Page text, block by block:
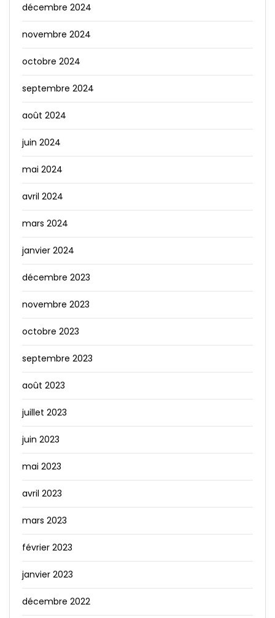
décembre 2024
novembre 2024
octobre 2024
septembre 2024
août 2024
juin 2024
mai 2024
avril 2024
mars 2024
janvier 2024
décembre 2023
novembre 2023
octobre 2023
septembre 2023
août 2023
juillet 2023
juin 2023
mai 2023
avril 2023
mars 2023
février 2023
janvier 2023
décembre 2022